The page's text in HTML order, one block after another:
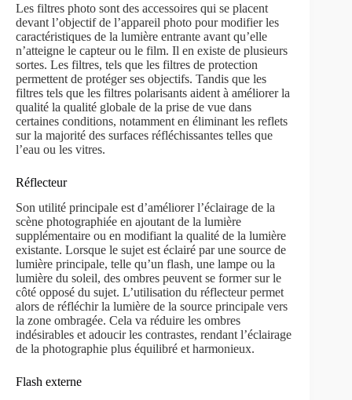
Les filtres photo sont des accessoires qui se placent
devant l’objectif de l’appareil photo pour modifier les
caractéristiques de la lumière entrante avant qu’elle
n’atteigne le capteur ou le film. Il en existe de plusieurs
sortes. Les filtres, tels que les filtres de protection
permettent de protéger ses objectifs. Tandis que les
filtres tels que les filtres polarisants aident à améliorer la
qualité la qualité globale de la prise de vue dans
certaines conditions, notamment en éliminant les reflets
sur la majorité des surfaces réfléchissantes telles que
l’eau ou les vitres.
Réflecteur
Son utilité principale est d’améliorer l’éclairage de la
scène photographiée en ajoutant de la lumière
supplémentaire ou en modifiant la qualité de la lumière
existante. Lorsque le sujet est éclairé par une source de
lumière principale, telle qu’un flash, une lampe ou la
lumière du soleil, des ombres peuvent se former sur le
côté opposé du sujet. L’utilisation du réflecteur permet
alors de réfléchir la lumière de la source principale vers
la zone ombragée. Cela va réduire les ombres
indésirables et adoucir les contrastes, rendant l’éclairage
de la photographie plus équilibré et harmonieux.
Flash externe